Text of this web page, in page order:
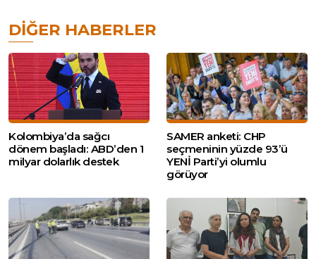
DIĞER HABERLER
Kolombiya’da sağcı
dönem başladı: ABD’den 1
milyar dolarlık destek
SAMER anketi: CHP
seçmeninin yüzde 93’ü
YENİ Parti’yi olumlu
görüyor